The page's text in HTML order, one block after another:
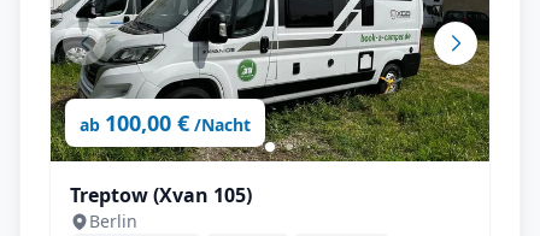
ab 100,00 € /Nacht
Treptow (Xvan 105)
Berlin